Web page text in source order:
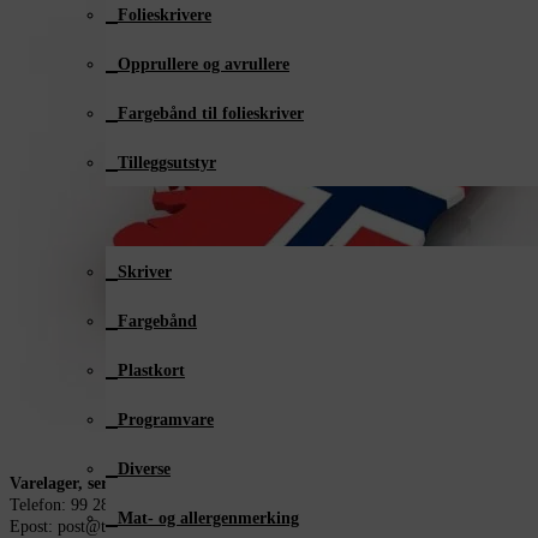
Varelager, service og support i Norge
Telefon: 99 28 58 18
Epost: post@taelektronikk.no
Folieskrivere
Opprullere og avrullere
Fargebånd til folieskriver
Tilleggsutstyr
Plastkortutstyr
Skriver
Fargebånd
Plastkort
Programvare
Diverse
Mat- og allergenmerking